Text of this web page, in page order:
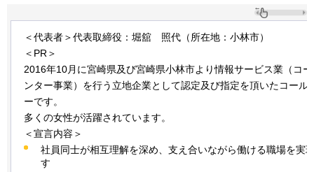
＜代表者＞代表取締役：堀舘 照代（所在地：小林市）
＜PR＞
2016年10月に宮崎県及び宮崎県小林市より情報サービス業（コ
ンター事業）を行う立地企業として認定及び指定を頂いたコール
ーです。
多くの女性が活躍されています。
＜宣言内容＞
社員同士が相互理解を深め、支え合いながら働ける職場を実
す